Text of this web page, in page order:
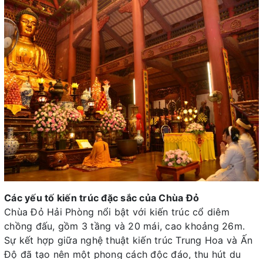
Các yếu tố kiến trúc đặc sắc của Chùa Đỏ
Chùa Đỏ Hải Phòng nổi bật với kiến trúc cổ diêm
chồng đấu, gồm 3 tầng và 20 mái, cao khoảng 26m.
Sự kết hợp giữa nghệ thuật kiến trúc Trung Hoa và Ấn
Độ đã tạo nên một phong cách độc đáo, thu hút du